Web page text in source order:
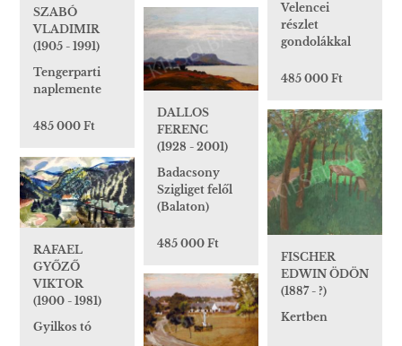
Velencei
részlet
gondolákkal
485 000 Ft
SZABÓ
VLADIMIR
(1905 - 1991)
Tengerparti
naplemente
485 000 Ft
DALLOS
FERENC
(1928 - 2001)
Badacsony
Szigliget felől
(Balaton)
485 000 Ft
FISCHER
EDWIN ÖDÖN
(1887 - ?)
Kertben
RAFAEL
GYŐZŐ
VIKTOR
(1900 - 1981)
Gyilkos tó